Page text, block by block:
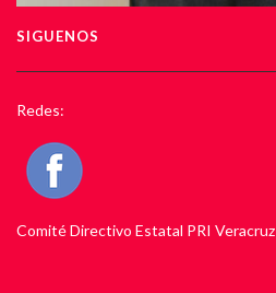
SIGUENOS
Redes:
Comité Directivo Estatal PRI Veracruz